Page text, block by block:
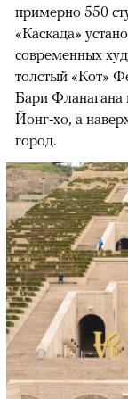
примерно 550
«Каскада»
современных
толстый «Кот»
Бари
Йонг-хо, а
город.